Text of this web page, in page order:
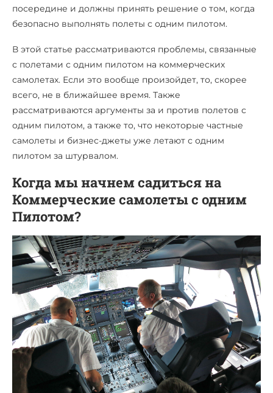
посередине и должны принять решение о том, когда
безопасно выполнять полеты с одним пилотом.
В этой статье рассматриваются проблемы, связанные
с полетами с одним пилотом на коммерческих
самолетах. Если это вообще произойдет, то, скорее
всего, не в ближайшее время. Также
рассматриваются аргументы за и против полетов с
одним пилотом, а также то, что некоторые частные
самолеты и бизнес-джеты уже летают с одним
пилотом за штурвалом.
Когда мы начнем садиться на
Коммерческие самолеты с одним
Пилотом?